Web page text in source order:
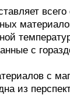
с
с
из